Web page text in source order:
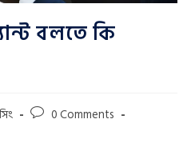
বলতে কি
0 Comments